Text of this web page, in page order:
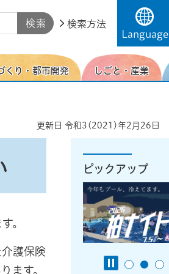
検索方法
Language
くり・都市開発 しごと・産業
更新日 令和3(2021)年2月26日
。
護保険
ます。
ピックアップ